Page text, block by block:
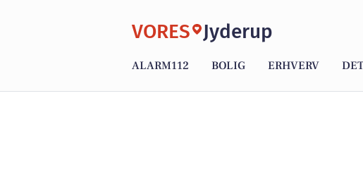
VORES Jyderup
ALARM112 BOLIG ERHVERV